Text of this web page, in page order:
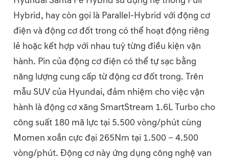
Hybrid, hay còn gọi là Parallel-Hybrid với động cơ
điện và động cơ đốt trong có thể hoạt động riêng
lẻ hoặc kết hợp với nhau tuỳ từng điều kiện vận
hành. Pin của động cơ điện có thể tự sạc bằng
năng lượng cung cấp từ động cơ đốt trong. Trên
mẫu SUV của Hyundai, đảm nhiệm cho việc vận
hành là động cơ xăng SmartStream 1.6L Turbo cho
công suất 180 mã lực tại 5.500 vòng/phút cùng
Momen xoắn cực đại 265Nm tại 1.500 ~ 4.500
vòng/phút. Động cơ này ứng dụng công nghệ van